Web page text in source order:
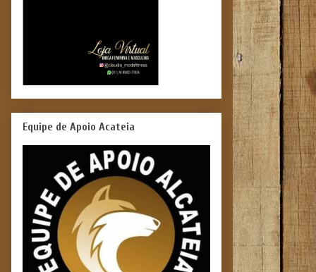
Equipe de Apoio Acateia